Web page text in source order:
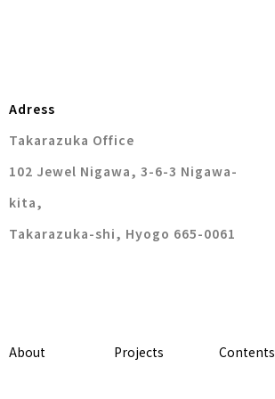
Adress
Takarazuka Office
102 Jewel Nigawa, 3-6-3 Nigawa-
kita,
Takarazuka-shi, Hyogo 665-0061
About Projects Contents